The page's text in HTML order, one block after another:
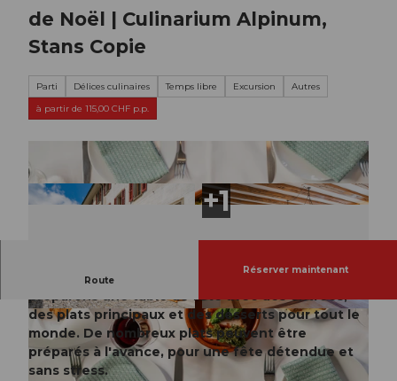
de Noël | Culinarium Alpinum,
Stans Copie
Parti Délices culinaires Temps libre Excursion
Autres
à partir de 115,00 CHF p.p.
Route
Réserver maintenant
Une nouvelle idée pour le repas de Noël : nous
préparons une table de fête avec des entrées,
des plats principaux et des desserts pour tout le
monde. De nombreux plats peuvent être
préparés à l'avance, pour une fête détendue et
sans stress.